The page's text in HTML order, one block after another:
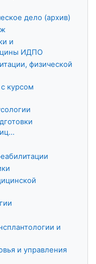
дело (архив)
и
ИДПО
физической
курсом
и
и управления